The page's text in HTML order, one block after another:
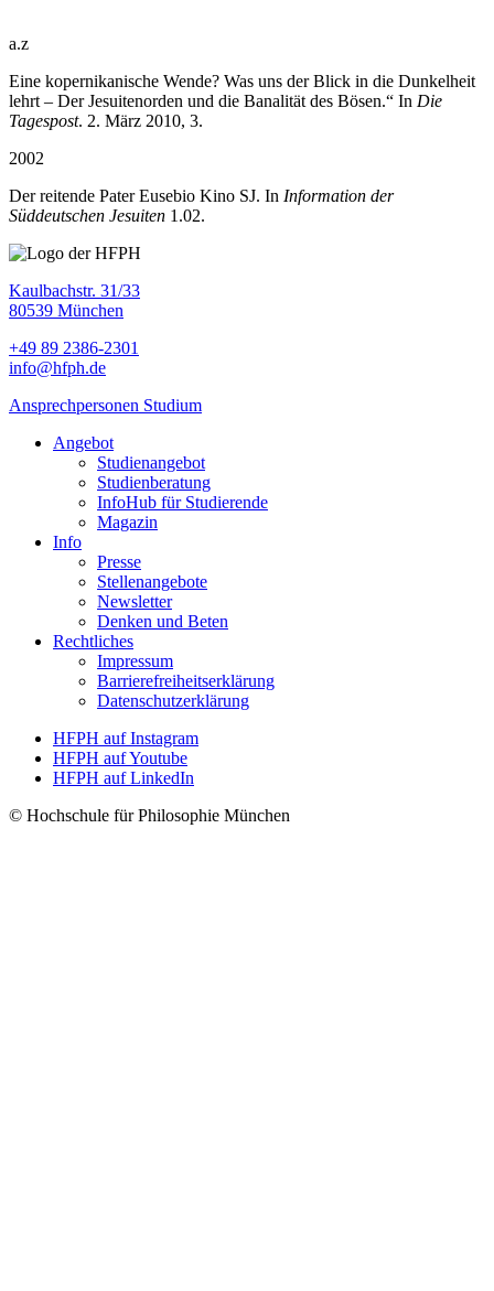
a.z
Eine kopernikanische Wende? Was uns der Blick in die Dunkelheit
lehrt – Der Jesuitenorden und die Banalität des Bösen.“ In Die
Tagespost. 2. März 2010, 3.
2002
Der reitende Pater Eusebio Kino SJ. In Information der
Süddeutschen Jesuiten 1.02.
Kaulbachstr. 31/33
80539 München
+49 89 2386-2301
info@hfph.de
Ansprechpersonen Studium
Angebot
Studienangebot
Studien­beratung
InfoHub für Studierende
Magazin
Info
Presse
Stellenangebote
Newsletter
Denken und Beten
Rechtliches
Impressum
Barrierefreiheitserklärung
Datenschutzerklärung
HFPH auf Instagram
HFPH auf Youtube
HFPH auf LinkedIn
© Hochschule für Philosophie München